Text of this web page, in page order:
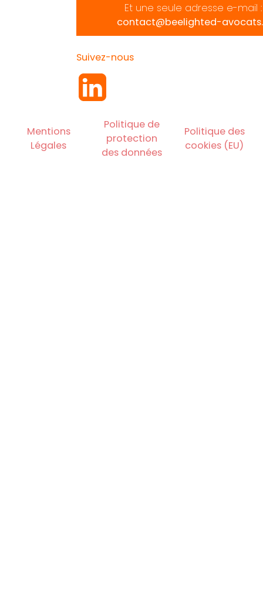
Et une seule adresse e-mail :
contact@beelighted-
Suivez-nous
Mentions
Légales
Politique de
protection
des données
Politique des
cookies (EU)